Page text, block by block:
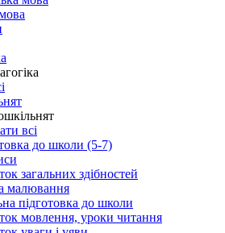
всі
до школи (5-7)
загальних здібностей
малювання
підготовка до школи
мовлення, уроки читання